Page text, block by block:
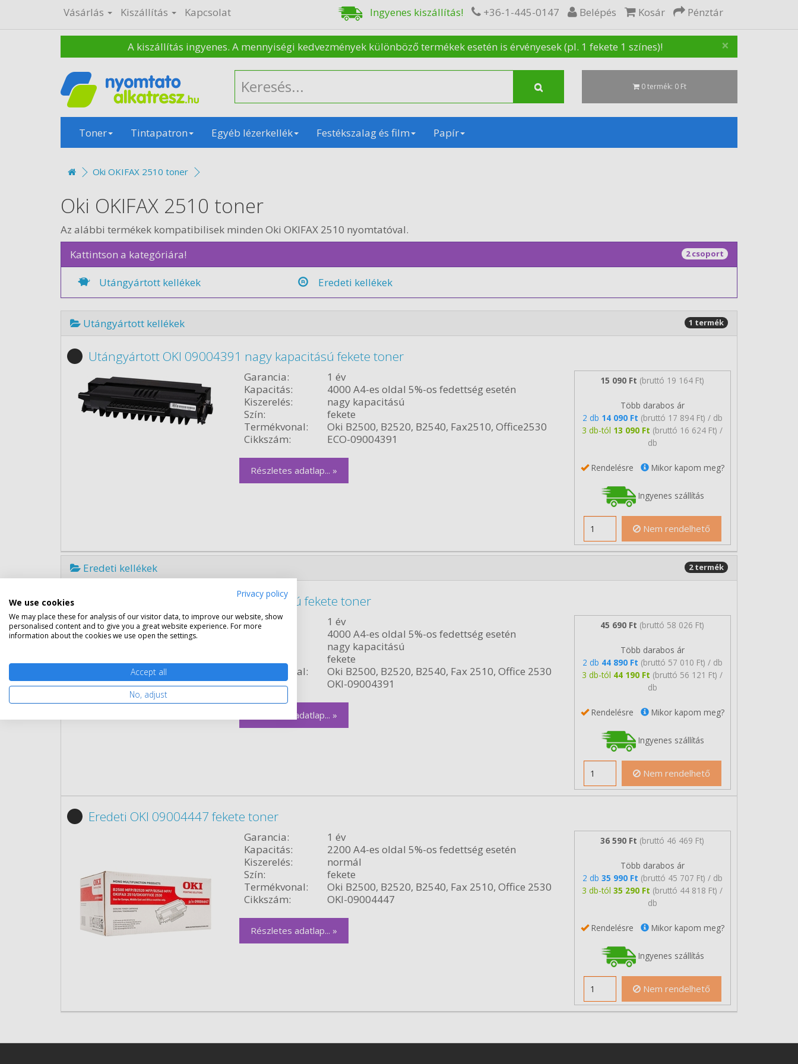
Vásárlás Kiszállítás Kapcsolat Ingyenes kiszállítás! +36-1-445-0147 Belépés Kosár Pénztár
×
A kiszállítás ingyenes. A mennyiségi kedvezmények különböző termékek esetén is érvényesek (pl. 1 fekete 1 színes)!
0 termék: 0 Ft
Toner Tintapatron Egyéb lézerkellék Festékszalag és film Papír
Oki OKIFAX 2510 toner
Oki OKIFAX 2510 toner
Az alábbi termékek kompatibilisek minden Oki OKIFAX 2510 nyomtatóval.
Kattintson a kategóriára!
2 csoport
Utángyártott kellékek Eredeti kellékek
Utángyártott kellékek 1 termék
Utángyártott OKI 09004391 nagy kapacitású fekete toner
Garancia:
1 év
Kapacitás:
4000 A4-es oldal 5%-os fedettség esetén
Kiszerelés:
nagy kapacitású
Szín:
fekete
Termékvonal:
Oki B2500, B2520, B2540, Fax2510, Office2530
Cikkszám:
ECO-09004391
Részletes adatlap... »
15 090 Ft (bruttó 19 164 Ft)
Több darabos ár
2 db 14 090 Ft (bruttó 17 894 Ft) / db
3 db-tól 13 090 Ft (bruttó 16 624 Ft) /
db
Rendelésre Mikor kapom meg?
Ingyenes szállítás
Nem rendelhető
Eredeti kellékek 2 termék
Eredeti OKI 09004391 nagy kapacitású fekete toner
Garancia:
1 év
Kapacitás:
4000 A4-es oldal 5%-os fedettség esetén
nagy kapacitású
fekete
Termékvonal:
Oki B2500, B2520, B2540, Fax 2510, Office 2530
Cikkszám:
OKI-09004391
Részletes adatlap... »
45 690 Ft (bruttó 58 026 Ft)
Több darabos ár
2 db 44 890 Ft (bruttó 57 010 Ft) / db
3 db-tól 44 190 Ft (bruttó 56 121 Ft) /
db
Rendelésre Mikor kapom meg?
Ingyenes szállítás
Nem rendelhető
Eredeti OKI 09004447 fekete toner
Garancia:
1 év
Kapacitás:
2200 A4-es oldal 5%-os fedettség esetén
Kiszerelés:
normál
Szín:
fekete
Termékvonal:
Oki B2500, B2520, B2540, Fax 2510, Office 2530
Cikkszám:
OKI-09004447
Részletes adatlap... »
36 590 Ft (bruttó 46 469 Ft)
Több darabos ár
2 db 35 990 Ft (bruttó 45 707 Ft) / db
3 db-tól35 290 Ft (bruttó 44 818 Ft) /
db
Rendelésre Mikor kapom meg?
Ingyenes szállítás
Nem rendelhető
Privacy policy
We use cookies
We may place these for analysis of our visitor data, to improve our website, show
personalised content and to give you a great website experience. For more
information about the cookies we use open the settings.
Accept all
No, adjust